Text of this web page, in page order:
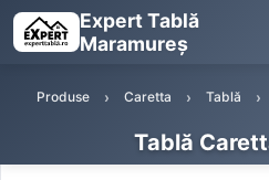
Expert Tablă
Maramureș
Produse Caretta Tablă
Tablă